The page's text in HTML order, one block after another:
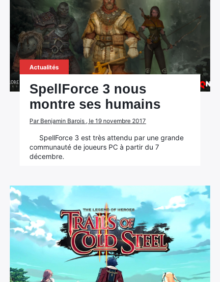
Actualités
SpellForce 3 nous
montre ses humains
Par Benjamin Barois , le 19 novembre 2017
SpellForce 3 est très attendu par une grande
communauté de joueurs PC à partir du 7
décembre.